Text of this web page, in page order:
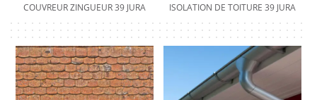
COUVREUR ZINGUEUR 39 JURA ISOLATION DE TOITURE 39 JURA